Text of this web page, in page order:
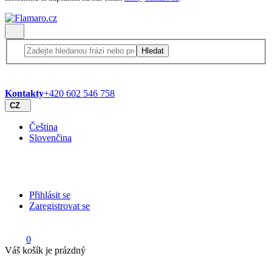
Hledat
Kontakty+420 602 546 758
CZ
Čeština
Slovenčina
Přihlásit se
Zaregistrovat se
0
Váš košík je prázdný